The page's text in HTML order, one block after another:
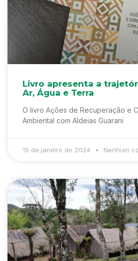
Livro apresenta a
Ar, Água e Terra
O livro Ações de Recuperação e
Ambiental com Aldeias Guarani
15 de janeiro de 2024 Nenhum